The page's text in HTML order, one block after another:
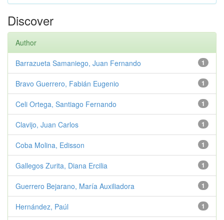
Discover
Author
1
Barrazueta Samaniego, Juan Fernando
1
Bravo Guerrero, Fabián Eugenio
1
Celi Ortega, Santiago Fernando
1
Clavijo, Juan Carlos
1
Coba Molina, Edisson
1
Gallegos Zurita, Diana Ercilia
1
Guerrero Bejarano, María Auxiliadora
1
Hernández, Paúl